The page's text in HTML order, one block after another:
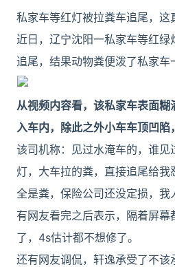
私家车等红灯被拉粪车追尾，这
近日，辽宁沈阳一私家车等红绿
追尾，结果动物粪便泼了私家车
从视频内容看，该私家车表面
入车内，除此之外小车车顶凹陷
该司机称：见过水淹车的，谁
灯，大车拉的粪，直接追尾给
全是粪，保险公司还没定损，我
有网友看完之后表示，隔着屏
了，4s估计都不想修了。
还有网友调侃，轩逸承受了不该